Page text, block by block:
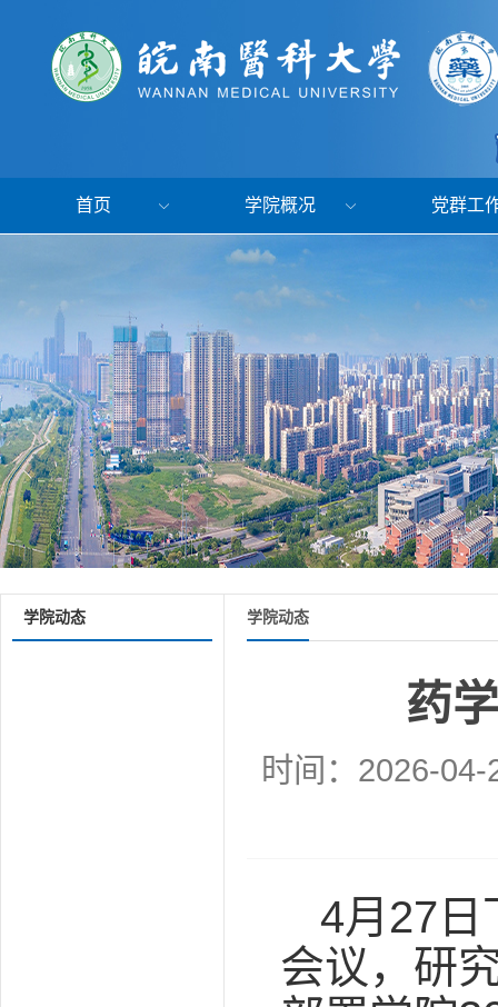
首页 学院概况 党群工
学院动态 学院动态
药
时间：2026-04-
4月27日
会议，研